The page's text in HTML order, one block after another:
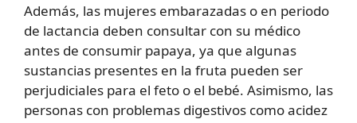
Además, las mujeres embarazadas o en periodo
de lactancia deben consultar con su médico
antes de consumir papaya, ya que algunas
sustancias presentes en la fruta pueden ser
perjudiciales para el feto o el bebé. Asimismo, las
personas con problemas digestivos como acidez